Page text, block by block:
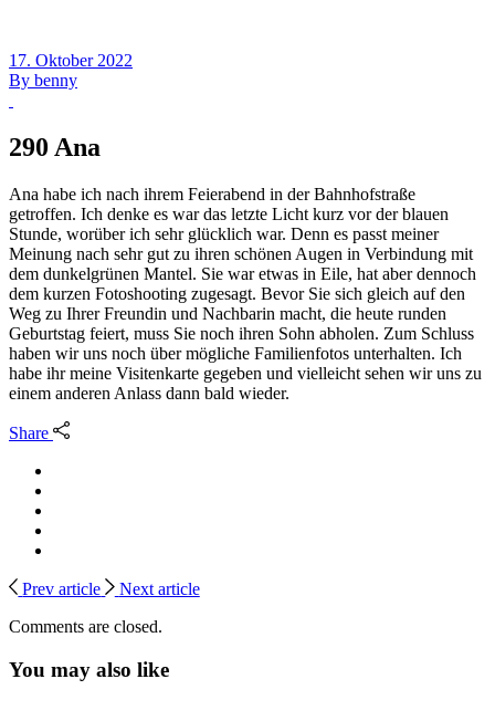
17. Oktober 2022
By benny
290 Ana
Ana habe ich nach ihrem Feierabend in der Bahnhofstraße
getroffen. Ich denke es war das letzte Licht kurz vor der blauen
Stunde, worüber ich sehr glücklich war. Denn es passt meiner
Meinung nach sehr gut zu ihren schönen Augen in Verbindung mit
dem dunkelgrünen Mantel. Sie war etwas in Eile, hat aber dennoch
dem kurzen Fotoshooting zugesagt. Bevor Sie sich gleich auf den
Weg zu Ihrer Freundin und Nachbarin macht, die heute runden
Geburtstag feiert, muss Sie noch ihren Sohn abholen. Zum Schluss
haben wir uns noch über mögliche Familienfotos unterhalten. Ich
habe ihr meine Visitenkarte gegeben und vielleicht sehen wir uns zu
einem anderen Anlass dann bald wieder.
Share
Prev article
Next article
Comments are closed.
You may also like